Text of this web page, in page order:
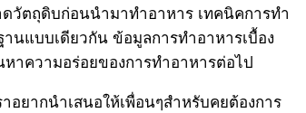
วัตถุดิบก่อนนำมาทำอาหาร เทคนิคการทำ
นแบบเดียวกัน ข้อมูลการทำอาหารเบื้อง
าความอร่อยของการทำอาหารต่อไป
าอยากนำเสนอให้เพื่อนๆสำหรับคยต้องการ